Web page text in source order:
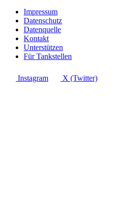
Impressum
Datenschutz
Datenquelle
Kontakt
Unterstützen
Für Tankstellen
Instagram X (Twitter)